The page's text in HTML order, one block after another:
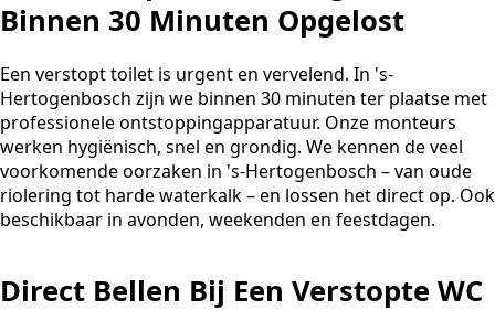
Binnen 30 Minuten Opgelost
Een verstopt toilet is urgent en vervelend. In 's-
Hertogenbosch zijn we binnen 30 minuten ter plaatse met
professionele ontstoppingapparatuur. Onze monteurs
werken hygiënisch, snel en grondig. We kennen de veel
voorkomende oorzaken in 's-Hertogenbosch – van oude
riolering tot harde waterkalk – en lossen het direct op. Ook
beschikbaar in avonden, weekenden en feestdagen.
Direct Bellen Bij Een Verstopte WC